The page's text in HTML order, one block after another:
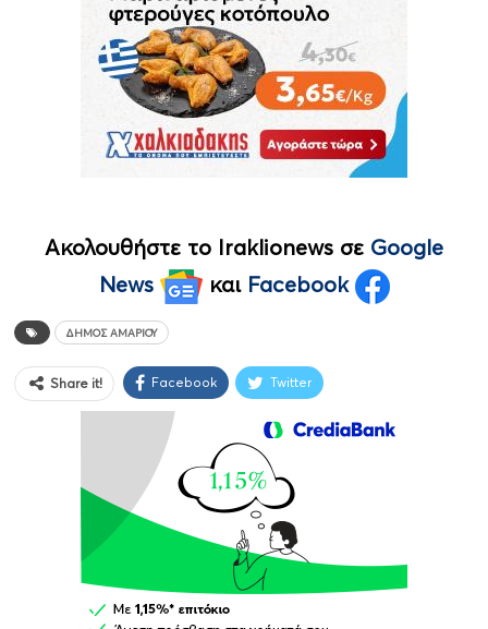
Ακολουθήστε το Iraklionews σε Google
News
και Facebook
ΔΉΜΟΣ ΑΜΑΡΊΟΥ
Share it! Facebook Twitter